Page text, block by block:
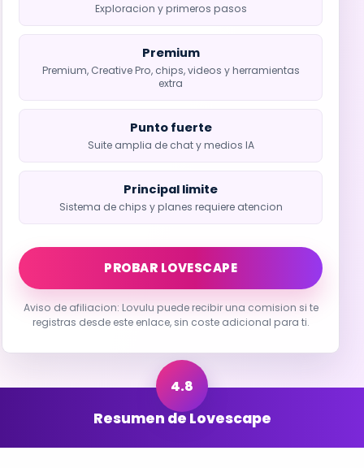
Exploracion y primeros pasos
Premium
Premium, Creative Pro, chips, videos y herramientas
extra
Punto fuerte
Suite amplia de chat y medios IA
Principal limite
Sistema de chips y planes requiere atencion
PROBAR LOVESCAPE
Aviso de afiliacion: Lovulu puede recibir una comision si te
registras desde este enlace, sin coste adicional para ti.
Resumen de Lovescape